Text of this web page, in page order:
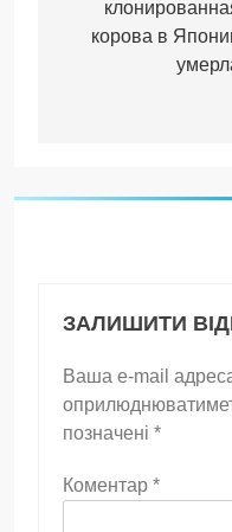
корова в
ЗАЛИШИТИ
Ваша e-mail
позначені *
Коментар *